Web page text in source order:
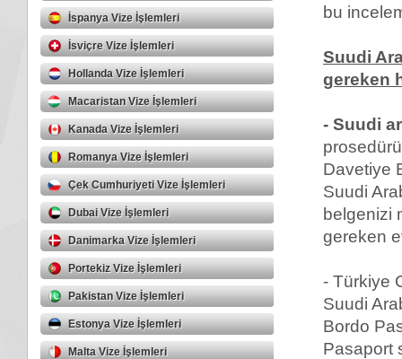
İspanya Vize İşlemleri
İsviçre Vize İşlemleri
Hollanda Vize İşlemleri
Macaristan Vize İşlemleri
Kanada Vize İşlemleri
Romanya Vize İşlemleri
Çek Cumhuriyeti Vize İşlemleri
Dubai Vize İşlemleri
Danimarka Vize İşlemleri
Portekiz Vize İşlemleri
Pakistan Vize İşlemleri
Estonya Vize İşlemleri
Malta Vize İşlemleri
bu
Suudi
gereken
- Suudi
Davetiye
Suudi
belgenizi
gereken
- Türkiye
Suudi
Bordo
Pasaport